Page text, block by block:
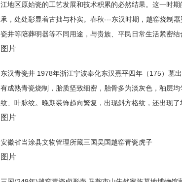
江地区原始瓷的工艺发展和技术积累的必然结果。这一时
承，处处彰显着古拙与朴实。春秋---东汉时期，越窑烧制
瓷井等陪葬明器等不同用途，与贵族、平民日常生活紧密结
图片
东汉青瓷井 1978年浙江宁波奉化东汉熹平四年（175）墓
有成熟青瓷烧制，胎质坚致细密，胎骨多为淡灰色，釉层
纹、叶脉纹。晚期装饰趋向繁复，出现斜方格纹，还出现了
图片
安徽省当涂县文物管理所藏三国吴国越窑青瓷虎子
图片